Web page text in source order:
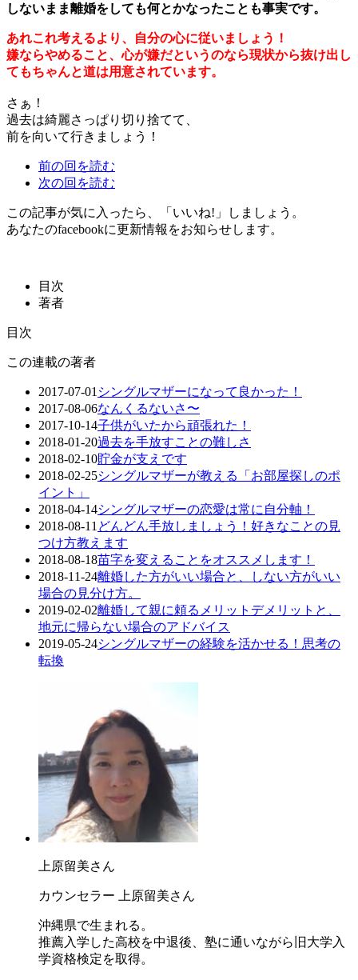
しないまま離婚をしても何とかなったことも事実です。
あれこれ考えるより、自分の心に従いましょう！
嫌ならやめること、心が嫌だというのなら現状から抜け出し
てもちゃんと道は用意されています。
さぁ！
過去は綺麗さっぱり切り捨てて、
前を向いて行きましょう！
前の回を読む
次の回を読む
この記事が気に入ったら、「いいね!」しましょう。
あなたのfacebookに更新情報をお知らせします。
目次
著者
目次
この連載の著者
2017-07-01 シングルマザーになって良かった！
2017-08-06なんくるないさ〜
2017-10-14子供がいたから頑張れた！
2018-01-20過去を手放すことの難しさ
2018-02-10貯金が支えです
2018-02-25シングルマザーが教える「お部屋探しのポ
イント」
2018-04-14シングルマザーの恋愛は常に自分軸！
2018-08-11 どんどん手放しましょう！好きなことの見
つけ方教えます
2018-08-18苗字を変えることをオススメします！
2018-11-24離婚した方がいい場合と、しない方がいい
場合の見分け方。
2019-02-02離婚して親に頼るメリットデメリットと、
地元に帰らない場合のアドバイス
2019-05-24シングルマザーの経験を活かせる！思考の
転換
上原留美さん
カウンセラー 上原留美さん
沖縄県で生まれる。
推薦入学した高校を中退後、塾に通いながら旧大学入
学資格検定を取得。